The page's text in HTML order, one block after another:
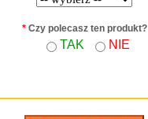
*Czy polecasz ten produkt?
TAK NIE